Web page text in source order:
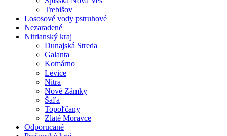
Trebišov
Lososové vody pstruhové
Nezaradené
Nitrianský kraj
Dunajská Streda
Galanta
Komárno
Levice
Nitra
Nové Zámky
Šaľa
Topoľčany
Zlaté Moravce
Odporucané